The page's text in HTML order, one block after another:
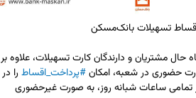
مشتریان و دارندگان کارت تسهیلات، علاوه بر
حضوری در شعبه، امکان #پرداخت_اقساط